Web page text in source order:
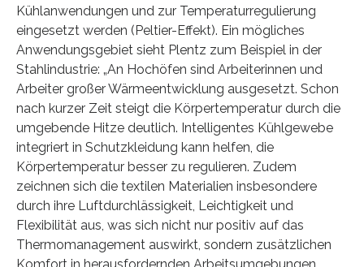
Kühlanwendungen und zur Temperaturregulierung
eingesetzt werden (Peltier-Effekt). Ein mögliches
Anwendungsgebiet sieht Plentz zum Beispiel in der
Stahlindustrie: „An Hochöfen sind Arbeiterinnen und
Arbeiter großer Wärmeentwicklung ausgesetzt. Schon
nach kurzer Zeit steigt die Körpertemperatur durch die
umgebende Hitze deutlich. Intelligentes Kühlgewebe
integriert in Schutzkleidung kann helfen, die
Körpertemperatur besser zu regulieren. Zudem
zeichnen sich die textilen Materialien insbesondere
durch ihre Luftdurchlässigkeit, Leichtigkeit und
Flexibilität aus, was sich nicht nur positiv auf das
Thermomanagement auswirkt, sondern zusätzlichen
Komfort in herausfordernden Arbeitsumgebungen